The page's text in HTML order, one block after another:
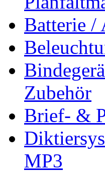
Batterie /
Zubehör
Brief- &
MP3